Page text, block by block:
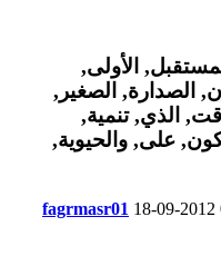
fagrmasr01 18-09-2012